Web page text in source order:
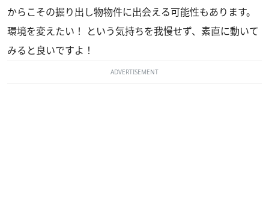
からこその掘り出し物物件に出会える可能性もあります。
環境を変えたい！ という気持ちを我慢せず、素直に動いて
みると良いですよ！
ADVERTISEMENT